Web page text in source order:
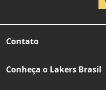
Contato
Conheça o Lakers Brasil